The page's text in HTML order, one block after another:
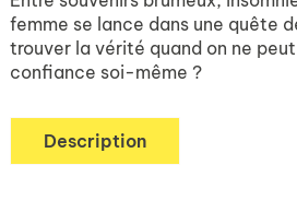
femme se lance dans une quête
trouver la vérité quand on ne
confiance soi-même ?
Description